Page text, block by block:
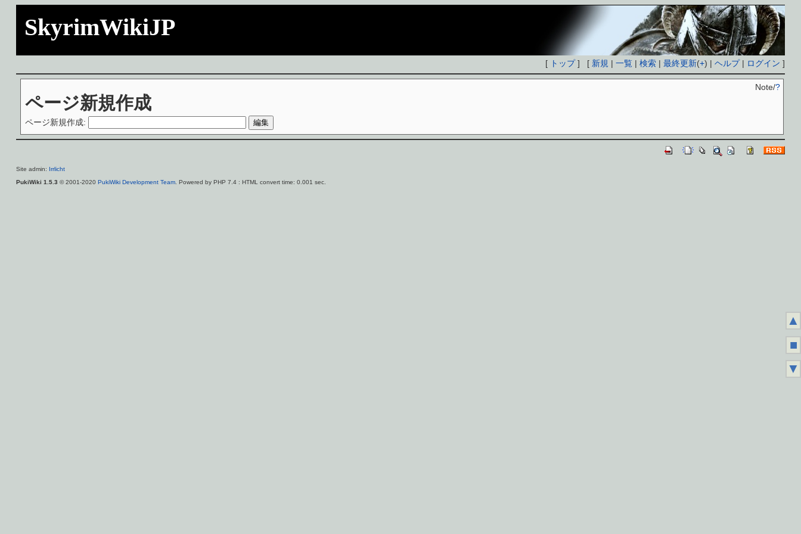
SkyrimWikiJP
[ トップ] [ 新規 |一覧 |検索 |最終更新(+) |ヘルプ| ログイン ]
ページ新規作成
Note/?
ページ新規作成:
Site admin: Irrlicht
PukiWiki 1.5.3 © 2001-2020 PukiWiki Development Team. Powered by PHP 7.4 : HTML convert time: 0.001 sec.
▲
■
▼